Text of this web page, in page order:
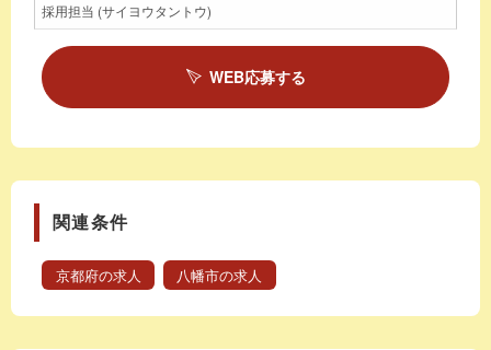
採用担当 (サイヨウタントウ)
WEB応募する
関連条件
京都府の求人 八幡市の求人